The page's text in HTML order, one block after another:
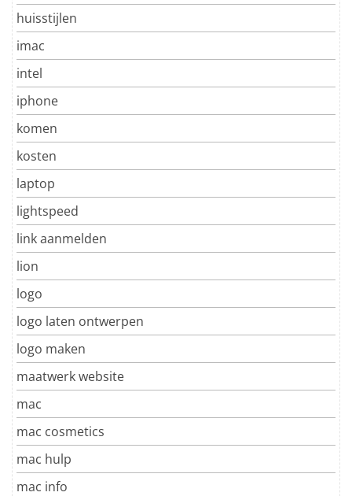
huisstijlen
imac
intel
iphone
komen
kosten
laptop
lightspeed
link aanmelden
lion
logo
logo laten ontwerpen
logo maken
maatwerk website
mac
mac cosmetics
mac hulp
mac info